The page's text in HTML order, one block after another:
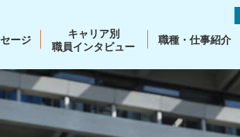
ージ
キャリア別
職員インタビュー
職種・仕事紹介